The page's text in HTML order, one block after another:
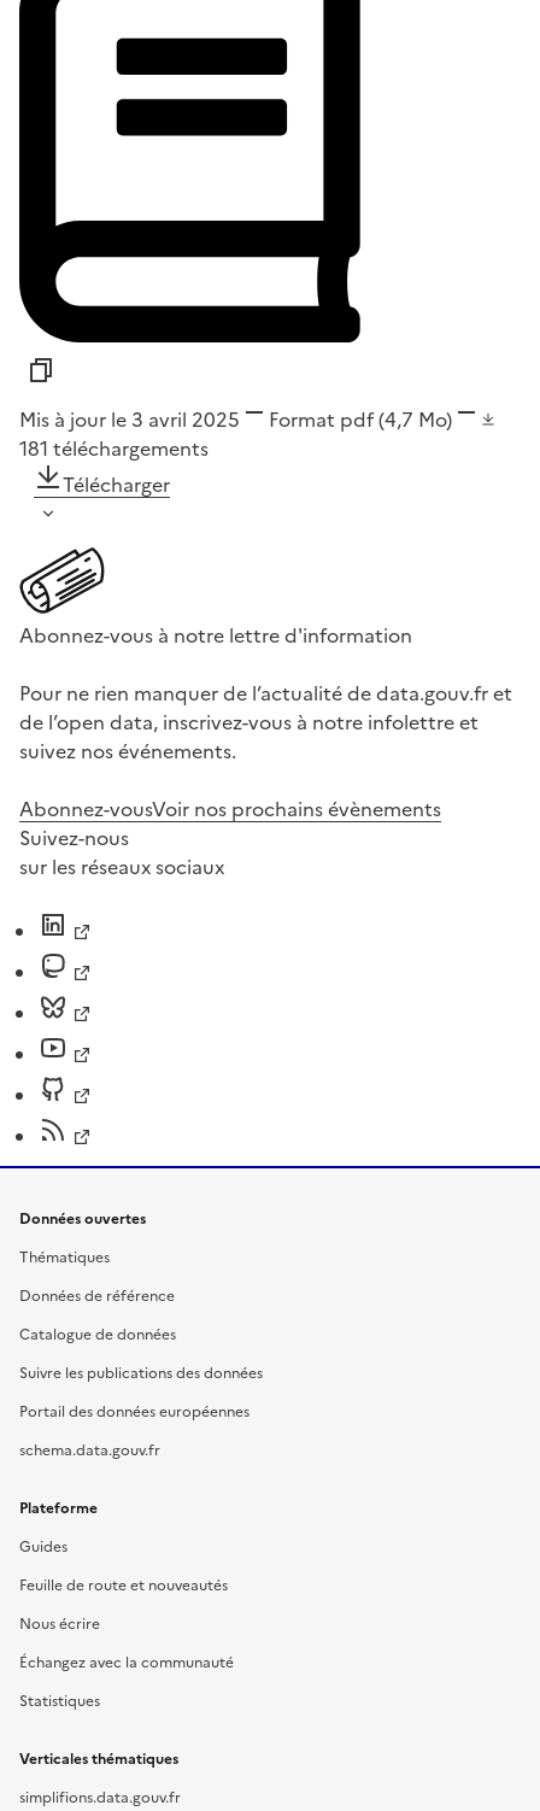
Mis à jour le 3 avril 2025 Format pdf(4,7 Mo)
181 téléchargements
Télécharger
Abonnez-vous à notre lettre d'information
Pour ne rien manquer de l’actualité de data.gouv.fr et
de l’open data, inscrivez-vous à notre infolettre et
suivez nos événements.
Abonnez-vousVoir nos prochains évènements
Suivez-nous
sur les réseaux sociaux
Données ouvertes
Thématiques
Données de référence
Catalogue de données
Suivre les publications des données
Portail des données européennes
schema.data.gouv.fr
Plateforme
Guides
Feuille de route et nouveautés
Nous écrire
Échangez avec la communauté
Statistiques
Verticales thématiques
simplifions.data.gouv.fr